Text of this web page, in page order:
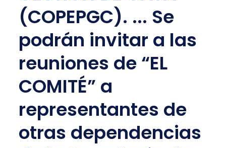
(COPEPGC). ... Se
podrán invitar a las
reuniones de “EL
COMITÉ” a
representantes de
otras dependencias